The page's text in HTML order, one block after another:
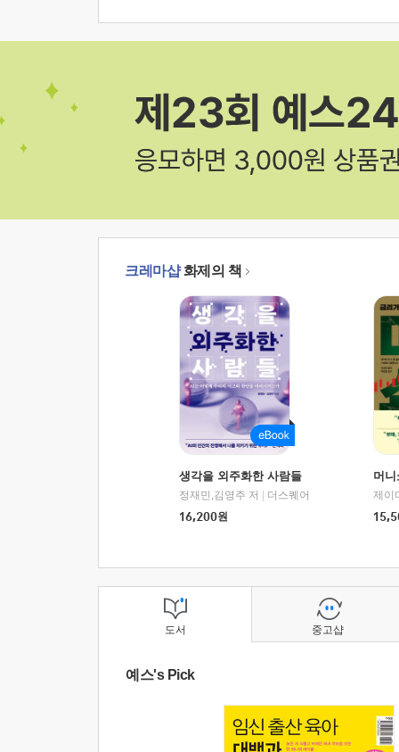
크레마샵화제의 책
생각을 외주화한 사람들
정재민,김영주 저
더스퀘어
16,200원
머
도서
예스's Pick
중고샵